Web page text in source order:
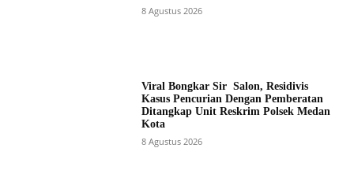
8 Agustus 2026
Viral Bongkar Sir Salon, Residivis
Kasus Pencurian Dengan Pemberatan
Ditangkap Unit Reskrim Polsek Medan
Kota
8 Agustus 2026